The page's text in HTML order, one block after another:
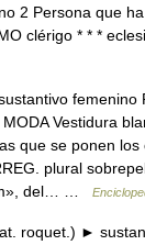
2 Persona que
clérigo * * *
femenino
MODA Vestidura
que se ponen
plural
del… …
roquet.) ►